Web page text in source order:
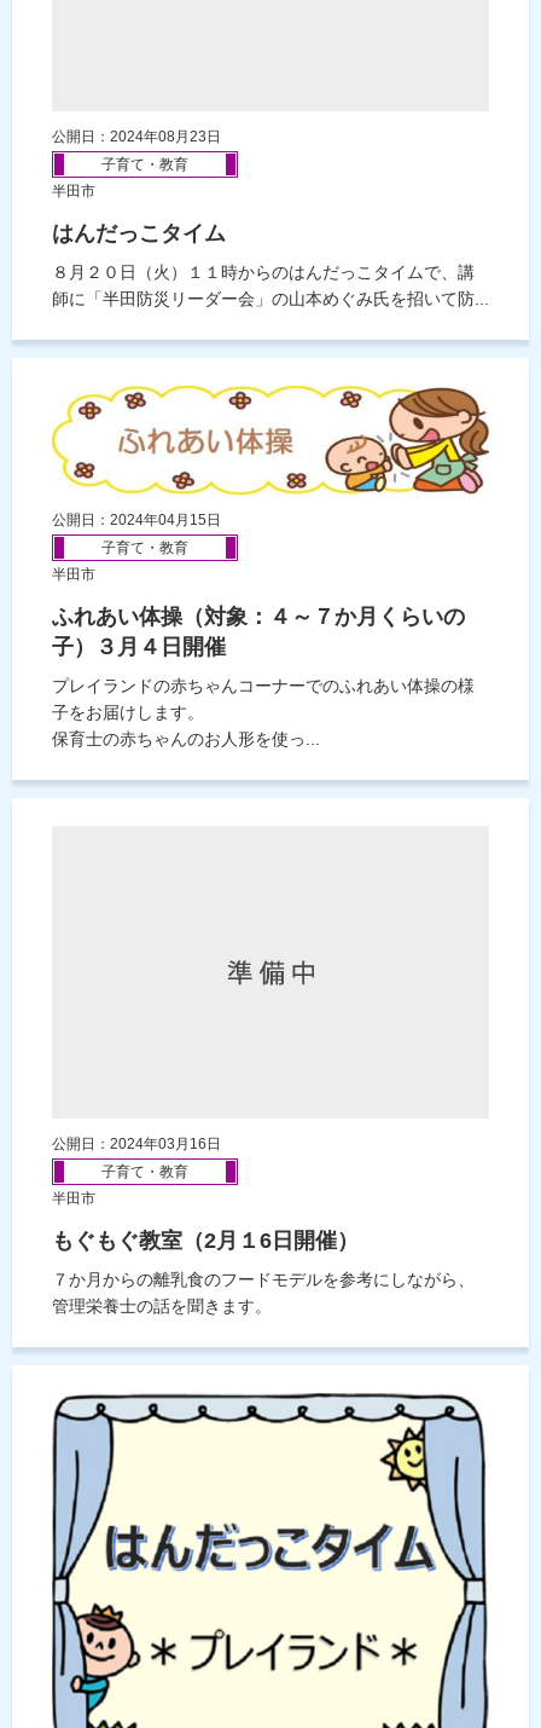
公開日：2024年08月23日
子育て・教育
半田市
はんだっこタイム
８月２０日（火）１１時からのはんだっこタイムで、講
師に「半田防災リーダー会」の山本めぐみ氏を招いて防...
公開日：2024年04月15日
子育て・教育
半田市
ふれあい体操（対象：４～７か月くらいの
子）３月４日開催
プレイランドの赤ちゃんコーナーでのふれあい体操の様
子をお届けします。
保育士の赤ちゃんのお人形を使っ...
公開日：2024年03月16日
子育て・教育
半田市
もぐもぐ教室（2月１6日開催）
７か月からの離乳食のフードモデルを参考にしながら、
管理栄養士の話を聞きます。